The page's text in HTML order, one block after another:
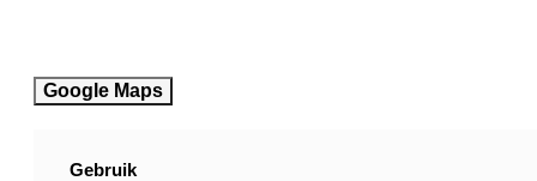
Google Maps
Gebruik